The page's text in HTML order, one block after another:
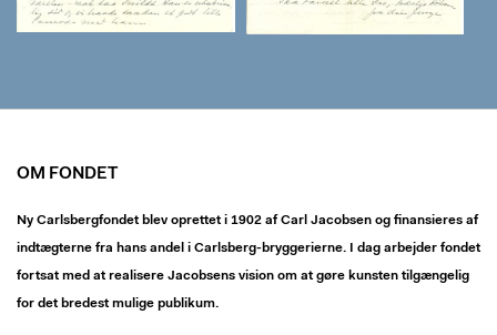
OM FONDET
Ny Carlsbergfondet blev oprettet i 1902 af Carl Jacobsen og finansieres af
indtægterne fra hans andel i Carlsberg-bryggerierne. I dag arbejder fondet
fortsat med at realisere Jacobsens vision om at gøre kunsten tilgængelig
for det bredest mulige publikum.